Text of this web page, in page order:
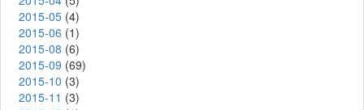
2015-05 (4)
2015-06 (1)
2015-08 (6)
2015-09 (69)
2015-10 (3)
2015-11 (3)